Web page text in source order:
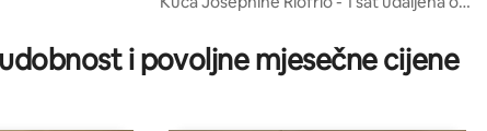
i povoljne mjesečne cijene